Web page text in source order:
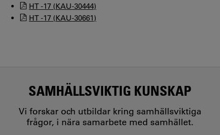
HT -17 (KAU-30444)
HT -17 (KAU-30661)
SAMHÄLLSVIKTIG KUNSKAP
Vi forskar och utbildar kring samhällsviktiga
frågor, i nära samarbete med samhället.